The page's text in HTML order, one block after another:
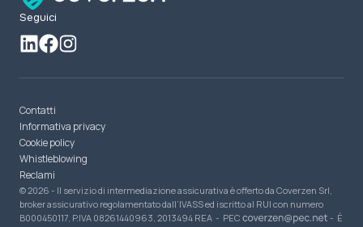
Seguici
Contatti
Informativa privacy
Cookie policy
Whistleblowing
Reclami
© 2026 - Il servizio di intermediazione assicurativa è offerto da Coverzen Srl,
broker assicurativo regolamentato dall’IVASS ed iscritto al RUI con numero
B000450117, P.IVA 08261440963, 2013494 REA - PEC
- È